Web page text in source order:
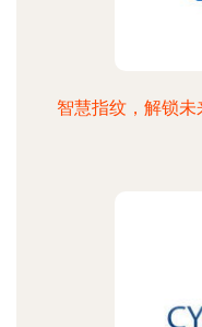
智慧指纹，解锁